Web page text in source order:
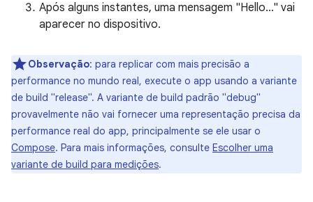
Após alguns instantes, uma mensagem "Hello…" vai
aparecer no dispositivo.
Observação: para replicar com mais precisão a
performance no mundo real, execute o app usando a variante
de build "release". A variante de build padrão "debug"
provavelmente não vai fornecer uma representação precisa da
performance real do app, principalmente se ele usar o
Compose. Para mais informações, consulte Escolher uma
variante de build para medições.